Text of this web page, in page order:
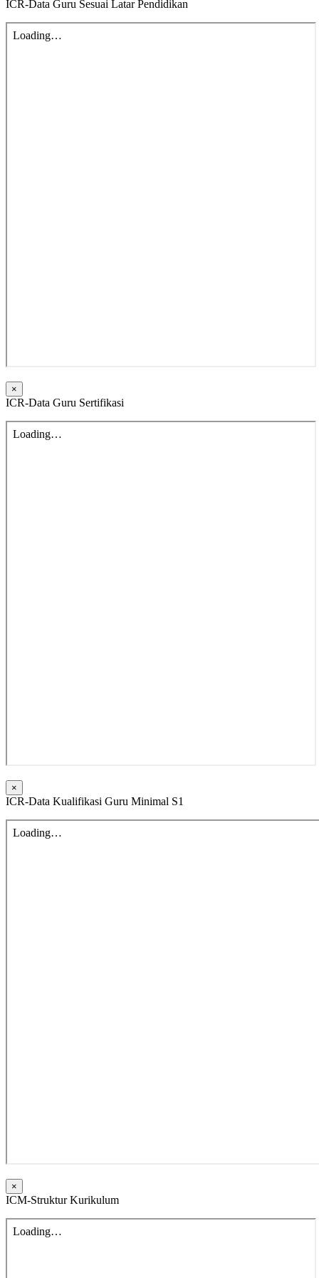
ICR-Data Guru Sesuai Latar Pendidikan
×
ICR-Data Guru Sertifikasi
×
ICR-Data Kualifikasi Guru Minimal S1
×
ICM-Struktur Kurikulum